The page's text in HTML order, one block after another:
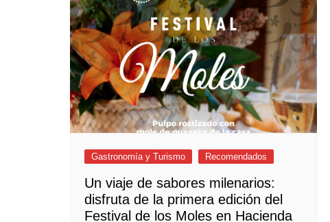
Gastronomía y Turismo Recomendados
Un viaje de sabores milenarios:
disfruta de la primera edición del
Festival de los Moles en Hacienda